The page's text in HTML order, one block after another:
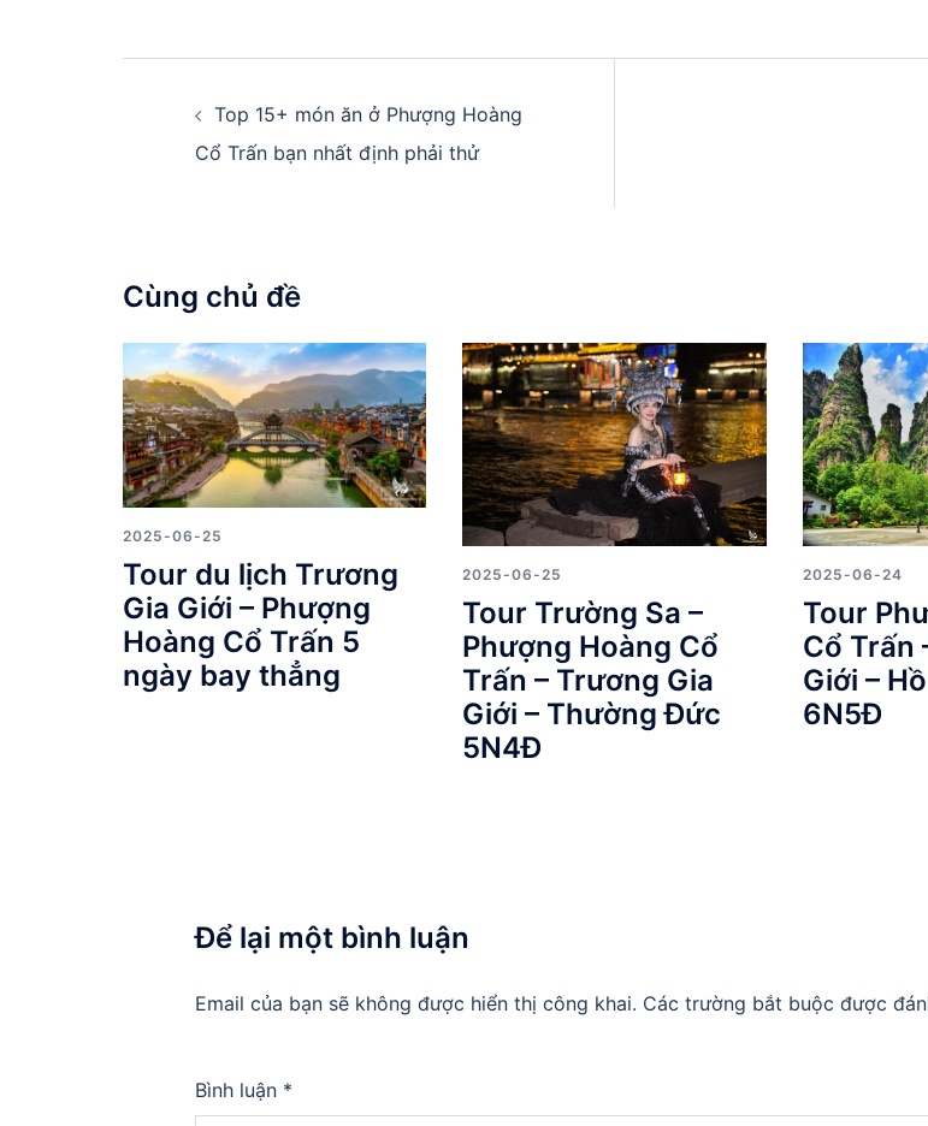
hướngTop 15+ món ăn ở Phượng Hoàng
Cổ Trấn bạn nhất định phải thử
Cùng chủ đề
2025-06-25
Tour du lịch Trương
Gia Giới – Phượng
Hoàng Cổ Trấn 5
ngày bay thẳng
2025-06-25
Tour Trường Sa –
Phượng Hoàng Cổ
Trấn – Trương Gia
Giới – Thường Đức
5N4Đ
2025-06-24
Tour
Cổ Trấn
Giới –
6N5Đ
Để lại một bình luận
Email của bạn sẽ không được hiển thị công khai. Các trường bắt buộc được
Bình luận *